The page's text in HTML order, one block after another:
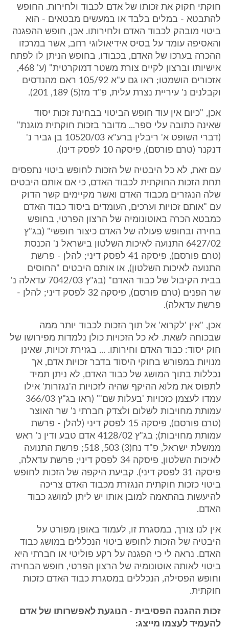
חוקתי חקוק את זכותו של אדם לכבוד ולחירות. החופש
להתבטא - במלים בלבד או במעשים מבטאים - הוא
ביטוי מובהק לכבוד האדם ולחירותו. אכן, חופש ההפגנה
והאסיפה עומד על בסיס אידיאולוגי רחב, אשר במרכזו
ההכרה בערכו של האדם, בכבודו, בחופש הניתן לו לפתח
אישיותו וברצון לקיים צורת משטר דמוקרטית" (ע' 468,
אזכורים הושמטו; ראו גם ע"א 105/92 ראם מהנדסים
וקבלנים נ' עיריית נצרת עלית, פ"ד מז(5) 189, 201).
אכן, "כיום אין עוד חופש הביטוי בבחינת זכות יסוד
שאינה כתובה עלי ספר... מדובר בזכות חוקתית מוגנת"
(דברי השופט א' ריבלין ברע"א 10520/03 בן גביר נ'
דנקנר (טרם פורסם), פיסקה 10 לפסק דינו).
עם זאת, לא כל היבטיה של הזכות לחופש ביטוי נתפסים
תחת הזכות החוקתית לכבוד האדם, כי אם אותם היבטים
שלה הנגזרים מכבוד האדם ואשר מקיימים קשר הדוק
עם "אותם זכויות וערכים, העומדים ביסוד כבוד האדם
כמבטא הכרה באוטונומיה של הרצון הפרטי, בחופש
בחירה ובחופש פעולה של האדם כיצור חופשי" (בג"ץ
6427/02 התנועה לאיכות השלטון בישראל נ' הכנסת
(טרם פורסם), פיסקה 41 לפסק דיני; להלן - פרשת
התנועה לאיכות השלטון), או אותם היבטים "החוסים
בבית הקיבול של כבוד האדם" (בג"ץ 7042/03 עדאלה נ'
שר הפנים (טרם פורסם), פיסקה 32 לפסק דיני; להלן -
פרשת עדאלה).
אכן, "אין 'לקרוא' אל תוך הזכות לכבוד יותר ממה
שבכוחה לשאת. לא כל הזכויות כולן נלמדות מפירושו של
חוק יסוד: כבוד האדם וחירותו. ... בגזירת זכויות, שאינן
מנויות במפורש בחוקי היסוד בדבר זכויות אדם, אך
נכללות בתוך המושג של כבוד האדם, לא ניתן תמיד
לתפוס את מלוא ההיקף שהיה לזכויות ה'נגזרות' אילו
עמדו לעצמן כזכויות 'בעלות שם'" (ראו בג"ץ 366/03
עמותת מחויבות לשלום ולצדק חברתי נ' שר האוצר
(טרם פורסם), פיסקה 15 לפסק דיני (להלן - פרשת
עמותת מחויבות); בג"ץ 4128/02 אדם טבע ודין נ' ראש
ממשלת ישראל, פ"ד נח(3) 503, 518; פרשת התנועה
לאיכות השלטון, פיסקה 34 לפסק דיני; פרשת עדאלה,
פיסקה 31 לפסק דיני). קביעת היקפה של הזכות לחופש
ביטוי כזכות חוקתית הנגזרת מכבוד האדם צריכה
להיעשות בהתאמה למובן אותו יש ליתן למושג כבוד
האדם.
אין לנו צורך, במסגרת זו, לעמוד באופן מפורט על
היבטיה של הזכות לחופש ביטוי הנכללים במושג כבוד
האדם. נראה לי כי הפגנה על רקע פוליטי או חברתי היא
ביטוי לאותה אוטונומיה של הרצון הפרטי, חופש הבחירה
וחופש הפסילה, הנכללים במסגרת כבוד האדם כזכות
חוקתית.
זכות ההגנה הפסיבית - הנוגעת לאפשרותו של אדם
להעמיד לעצמו מייצג: